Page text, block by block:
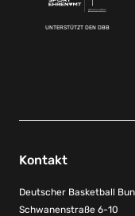
UNTERSTÜTZT DEN DBB
Kontakt
Deutscher Basketball
Schwanenstraße 6-10